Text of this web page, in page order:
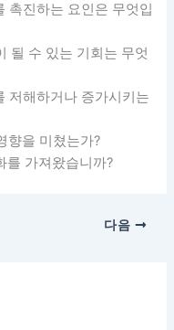
촉진하는 요인은 무엇입
될 수 있는 기회는 무엇
저해하거나 증가시키는
향을 미쳤는가?
를 가져왔습니까?
다음